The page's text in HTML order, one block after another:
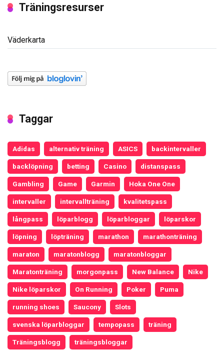
Träningsresurser
Väderkarta
Taggar
Adidas alternativ träning ASICS backintervaller
backlöpning betting Casino distanspass
Gambling Game Garmin Hoka One One
intervaller intervallträning kvalitetspass
långpass löparblogg löparbloggar löparskor
löpning löpträning marathon marathonträning
maraton maratonblogg maratonbloggar
Maratonträning morgonpass New Balance Nike
Nike löparskor On Running Poker Puma
running shoes Saucony Slots
svenska löparbloggar tempopass träning
Träningsblogg träningsbloggar